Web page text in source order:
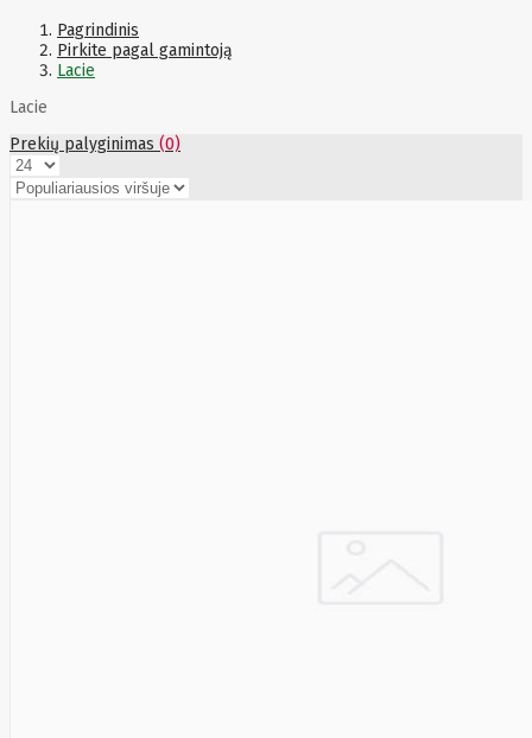
Aqara
Arctic
Armac
Asrock
Assmann
ASSMANN
Astroenergy
Pagrindinis
Pirkite pagal gamintoją
Lacie
Lacie
Prekių palyginimas (0)